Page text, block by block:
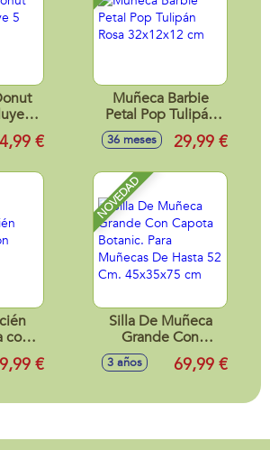
5
€
Muñeca Barbie
Petal Pop Tulipán
Rosa 32x12x12 cm
36 meses 29,99 €
con
€
NOVEDAD
Silla De Muñeca
Grande Con
Capota Botanic.
Para Muñecas De
45x35x75 cm
3 años 69,99 €